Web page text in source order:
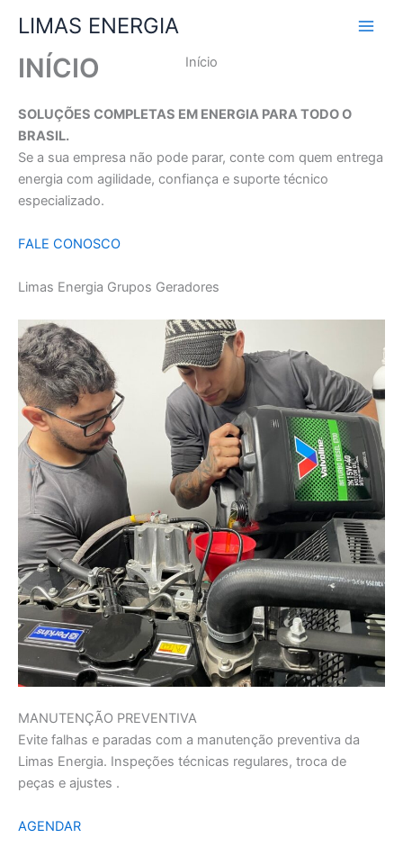
para
conteúdo
LIMAS ENERGIA
Início
INÍCIO
SOLUÇÕES COMPLETAS EM ENERGIA PARA TODO O
BRASIL.
Se a sua empresa não pode parar, conte com quem entrega
energia com agilidade, confiança e suporte técnico
especializado.
FALE CONOSCO
Limas Energia Grupos Geradores
MANUTENÇÃO PREVENTIVA
Evite falhas e paradas com a manutenção preventiva da
Limas Energia. Inspeções técnicas regulares, troca de
peças e ajustes .
AGENDAR